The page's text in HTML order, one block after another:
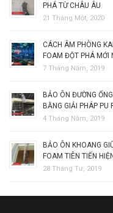
PHÁ TỪ CHÂU ÂU
21 Tháng Một, 2020
CÁCH ÂM PHÒNG
FOAM ĐỘT PHÁ MỚI
7 Tháng Năm, 2019
BẢO ÔN ĐƯỜNG
BẰNG GIẢI PHÁP PU
4 Tháng Năm, 2019
BẢO ÔN KHOANG
FOAM TIÊN TIẾN
28 Tháng Tư, 2019